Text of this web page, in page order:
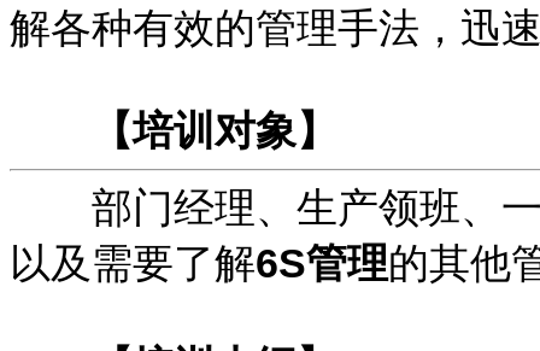
解各种有效的管理手法，迅
【培训对象】
部门经理、生产领班、一
以及需要了解6S管理的其他